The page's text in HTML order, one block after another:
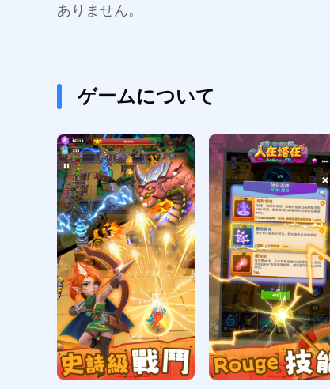
ありません。
ゲームについて